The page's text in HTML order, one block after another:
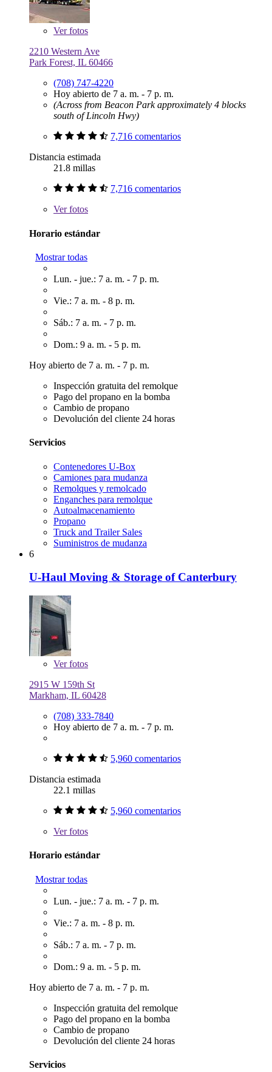
Verfotos
2210 Western Ave
Park Forest, IL 60466
(708) 747-4220
Hoy abierto de 7 a. m. - 7 p. m.
(Across from Beacon Park approximately 4 blocks
south of Lincoln Hwy)
7,716 comentarios
Distancia estimada
21.8 millas
7,716 comentarios
Verfotos
Horario estándar
Mostrar todas
Lun. - jue.: 7 a. m. - 7 p. m.
Vie.: 7 a. m. - 8 p. m.
Sáb.: 7 a. m. - 7 p. m.
Dom.: 9 a. m. - 5 p. m.
Hoy abierto de 7 a. m. - 7 p. m.
Inspección gratuita del remolque
Pago del propano en la bomba
Cambio de propano
Devolución del cliente 24 horas
Servicios
Contenedores U-Box
Camiones para mudanza
Remolques y remolcado
Enganches para remolque
Autoalmacenamiento
Propano
Truck and Trailer Sales
Suministros de mudanza
6
U-Haul Moving & Storage of Canterbury
Verfotos
2915 W 159th St
Markham, IL 60428
(708) 333-7840
Hoy abierto de 7 a. m. - 7 p. m.
5,960 comentarios
Distancia estimada
22.1 millas
5,960 comentarios
Verfotos
Horario estándar
Mostrar todas
Lun. - jue.: 7 a. m. - 7 p. m.
Vie.: 7 a. m. - 8 p. m.
Sáb.: 7 a. m. - 7 p. m.
Dom.: 9 a. m. - 5 p. m.
Hoy abierto de 7 a. m. - 7 p. m.
Inspección gratuita del remolque
Pago del propano en la bomba
Cambio de propano
Devolución del cliente 24 horas
Servicios